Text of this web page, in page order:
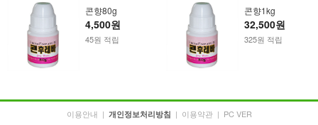
콘향80g
4,500원
45원 적립
콘향1kg
32,500원
325원 적립
이용안내 | 개인정보처리방침 | 이용약관 | PC VER